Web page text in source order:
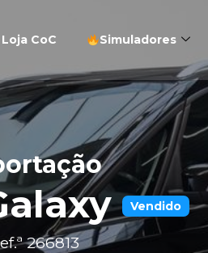
Loja CoC Simuladores
Vendido
266813